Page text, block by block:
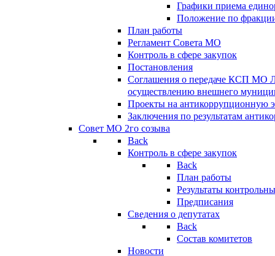
Графики приема
Положение по
План работы
Регламент Совета МО
Контроль в сфере закупок
Постановления
Соглашения о передаче КСП МО
осуществлению внешнего
Проекты на антикоррупционную
Заключения по результатам
Совет МО 2го созыва
Back
Контроль в сфере закупок
Back
План работы
Результаты
Предписания
Сведения о депутатах
Back
Состав комитетов
Новости